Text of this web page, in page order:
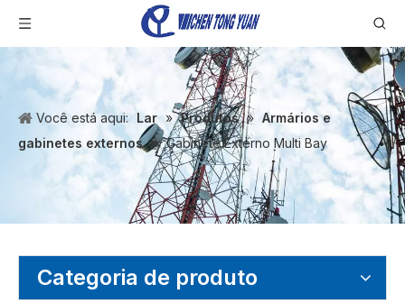
Você está aqui: Lar » Produtos » Armários e
gabinetes externos » Gabinete Externo Multi Bay
Categoria de produto